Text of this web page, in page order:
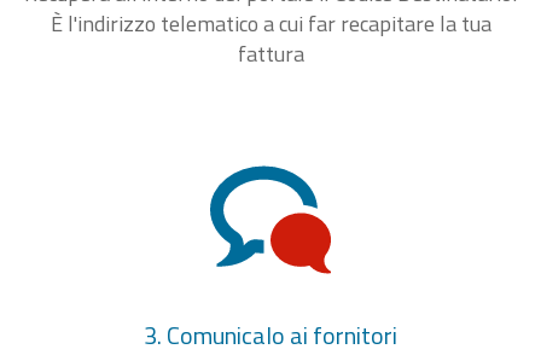
È l'indirizzo telematico a cui far recapitare la tua
fattura
3. Comunicalo ai fornitori